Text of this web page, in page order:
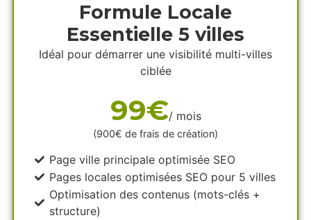
Formule Locale
Essentielle 5 villes
Idéal pour démarrer une visibilité multi-villes
ciblée
99€/ mois
(900€ de frais de création)
Page ville principale optimisée SEO
Pages locales optimisées SEO pour 5 villes
Optimisation des contenus (mots-clés +
structure)